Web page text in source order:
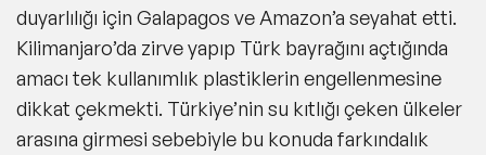
duyarlılığı için Galapagos ve Amazon’a seyahat etti.
Kilimanjaro’da zirve yapıp Türk bayrağını açtığında
amacı tek kullanımlık plastiklerin engellenmesine
dikkat çekmekti. Türkiye’nin su kıtlığı çeken ülkeler
arasına girmesi sebebiyle bu konuda farkındalık